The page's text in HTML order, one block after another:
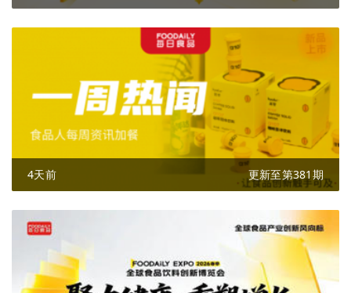
4天前 更新至第381期